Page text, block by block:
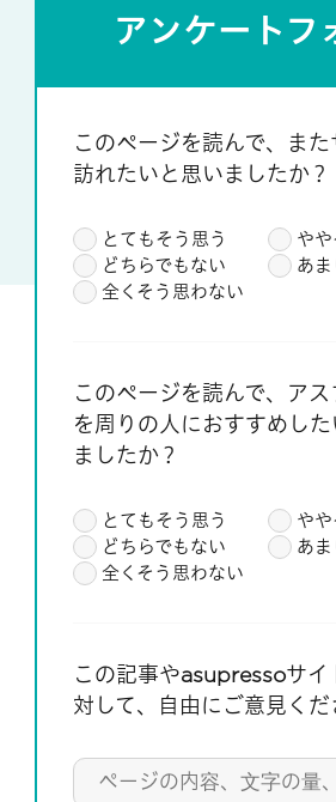
アンケートフ
このページを読んで、また
訪れたいと思いましたか？
とてもそう思う
やや
どちらでもない
あ
全くそう思わない
このページを読んで、アス
を周りの人におすすめし
ましたか？
とてもそう思う
やや
どちらでもない
あ
全くそう思わない
この記事やasupressoサイ
対して、自由にご意見くだ